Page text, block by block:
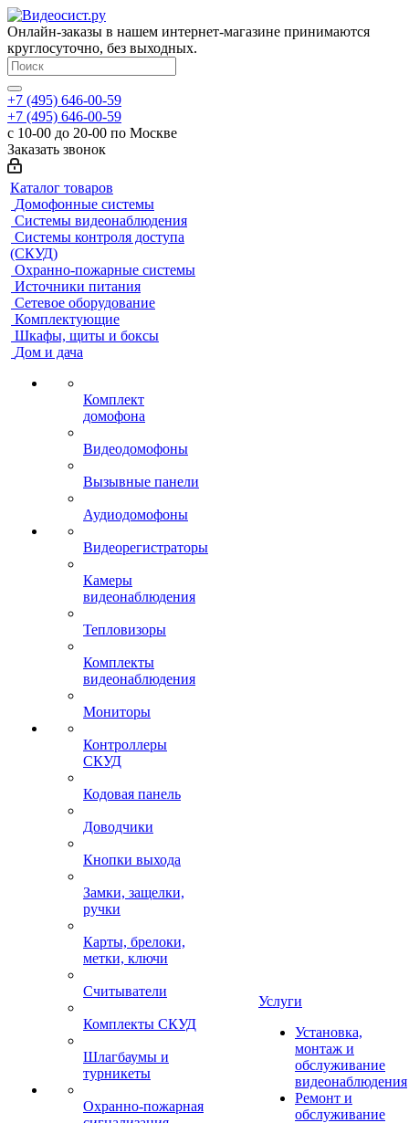
Онлайн-заказы в нашем интернет-магазине принимаются
круглосуточно, без выходных.
+7 (495) 646-00-59
+7 (495) 646-00-59
с 10-00 до 20-00 по Москве
Заказать звонок
Каталог товаров
Домофонные системы
Системы видеонаблюдения
Системы контроля доступа
(СКУД)
Охранно-пожарные системы
Источники питания
Сетевое оборудование
Комплектующие
Шкафы, щиты и боксы
Дом и дача
Комплект
домофона
Видеодомофоны
Вызывные панели
Аудиодомофоны
Видеорегистраторы
Камеры
видеонаблюдения
Тепловизоры
Комплекты
видеонаблюдения
Мониторы
Контроллеры
СКУД
Кодовая панель
Доводчики
Кнопки выхода
Замки, защелки,
ручки
Карты, брелоки,
метки, ключи
Считыватели
Комплекты СКУД
Шлагбаумы и
турникеты
Охранно-пожарная
Услуги
Установка,
монтаж и
обслуживание
видеонаблюдения
Ремонт и
обслуживание